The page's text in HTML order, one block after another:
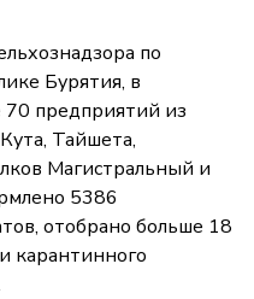
по
Бурятия, в
70 предприятий из
Тайшета,
Магистральный и
5386
отобрано больше 18
карантинного